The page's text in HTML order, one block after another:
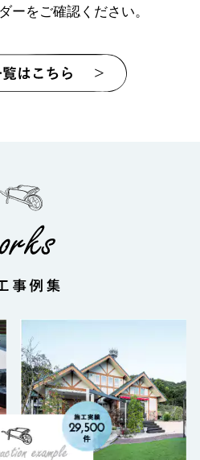
ーをご確認ください。